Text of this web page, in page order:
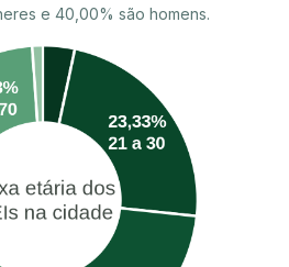
e 40,00% são homens.